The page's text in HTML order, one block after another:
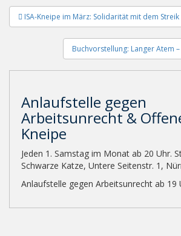
Beitragsnavigation
ISA-Kneipe im März: Solidarität mit dem Streik
Buchvorstellung: Langer Atem
Anlaufstelle gegen
Arbeitsunrecht &
Kneipe
Jeden 1. Samstag im Monat ab 20 Uhr.
Schwarze Katze, Untere Seitenstr. 1,
Anlaufstelle gegen Arbeitsunrecht ab 19